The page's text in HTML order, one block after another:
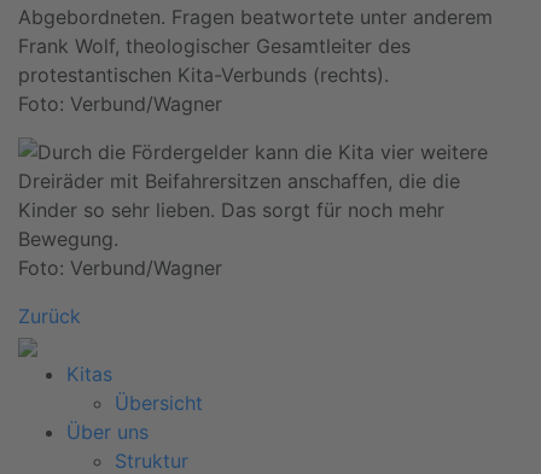
Foto: Verbund/Wagner
Foto: Verbund/Wagner
Zurück
Kitas
Übersicht
Über uns
Struktur